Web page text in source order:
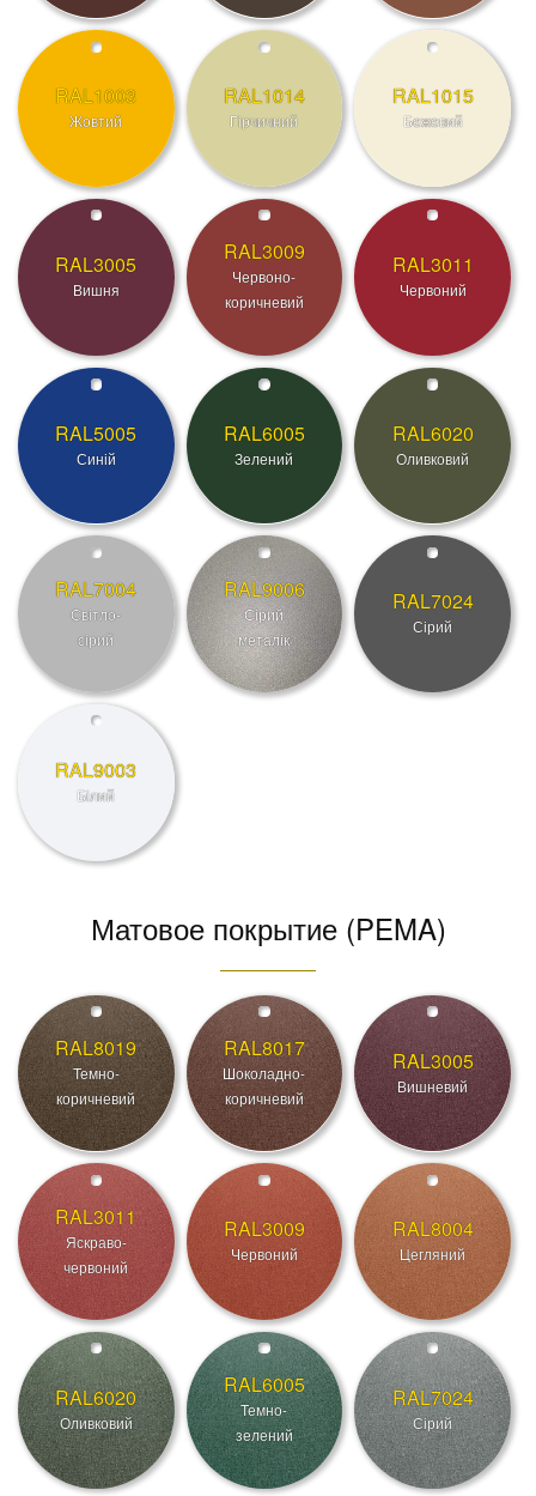
RAL1003
Жовтий
RAL1014
Гірчичний
RAL1015
Бежевий
RAL3005
Вишня
RAL3009
Червоно-
коричневий
RAL3011
Червоний
RAL5005
Синій
RAL6005
Зелений
RAL6020
Оливковий
RAL7004
Світло-
сірий
RAL9006
Сірий
металік
RAL7024
Сірий
RAL9003
Білий
Матовое покрытие (PEMA)
RAL8019
Темно-
коричневий
RAL8017
Шоколадно-
коричневий
RAL3005
Вишневий
RAL3011
Яскраво-
червоний
RAL3009
Червоний
RAL8004
Цегляний
RAL6020
Оливковий
RAL6005
Темно-
зелений
RAL7024
Сірий